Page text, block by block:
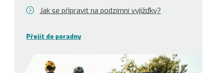
Jak se připravit na podzimní vyjížďky?
Přejít do poradny